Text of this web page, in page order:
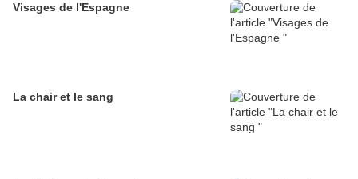
Visages de l'Espagne
La chair et le sang